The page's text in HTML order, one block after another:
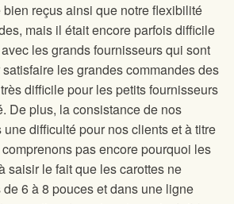
reçus ainsi que notre flexibilité
mais il était encore parfois difficile
les grands fournisseurs qui sont
les grandes commandes des
difficile pour les petits fournisseurs
De plus, la consistance de nos
difficulté pour nos clients et à titre
pas encore pourquoi les
saisir le fait que les carottes ne
6 à 8 pouces et dans une ligne